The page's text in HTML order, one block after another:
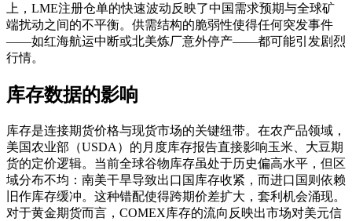
上，LME注册仓单的快速波动反映了中国需求预期与全球矿
端扰动之间的不平衡。供需结构的脆弱性使得任何突发事件
——如红海航运中断或北美炼厂意外停产——都可能引发剧烈
行情。
库存数据的影响
库存是连接期货价格与现货市场的关键纽带。在农产品领域，
美国农业部（USDA）的月度库存报告直接影响玉米、大豆期
货的定价逻辑。当前全球谷物库存虽处于历史偏高水平，但区
域分布不均：南美干旱导致出口国库存收紧，而进口国则依赖
旧作库存缓冲。这种错配使得跨期价差扩大，套利机会涌现。
对于黄金期货而言，COMEX库存的流向反映出市场对美元信